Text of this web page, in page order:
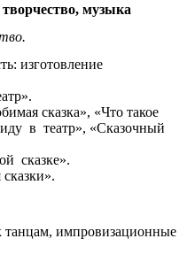
музыка
изготовление
сказка», «Что такое
в театр», «Сказочный
сказке».
импровизационные